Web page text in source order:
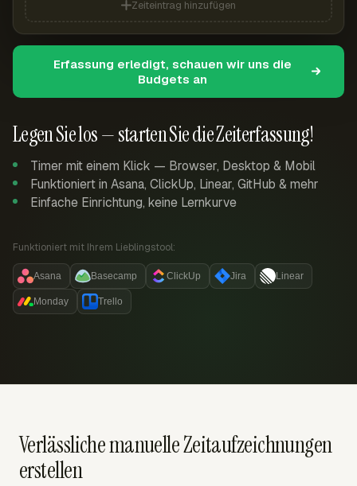
Legen Sie los — starten Sie die Zeiterfassung!
Timer mit einem Klick — Browser, Desktop & Mobil
Funktioniert in Asana, ClickUp, Linear, GitHub & mehr
Einfache Einrichtung, keine Lernkurve
Funktioniert mit Ihrem Lieblingstool:
Asana Basecamp ClickUp Jira Linear
Monday Trello
Zeiteintrag hinzufügen
Erfassung erledigt, schauen wir uns die
Budgets an
Verlässliche manuelle Zeitaufzeichnungen
erstellen